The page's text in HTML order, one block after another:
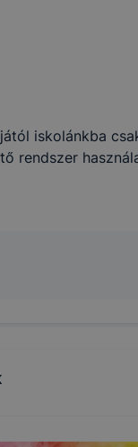
iskolánkba
rendszer